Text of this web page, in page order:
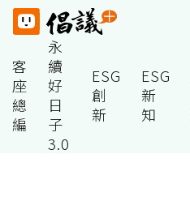
客
座
總
編
永
續
好
日
子
3.0
ESG
創
新
ESG
新
知